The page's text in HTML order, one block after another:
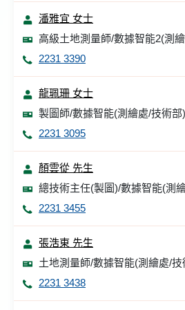
潘雅宜 女士
高級土地測量師/數據智能2(測
2231 3390
龍珮珊 女士
製圖師/數據智能(測繪處/技術部)
2231 3095
顏雲從 先生
總技術主任(製圖)/數據智能(測
2231 3455
張浩東 先生
土地測量師/數據智能(測繪處/技
2231 3438